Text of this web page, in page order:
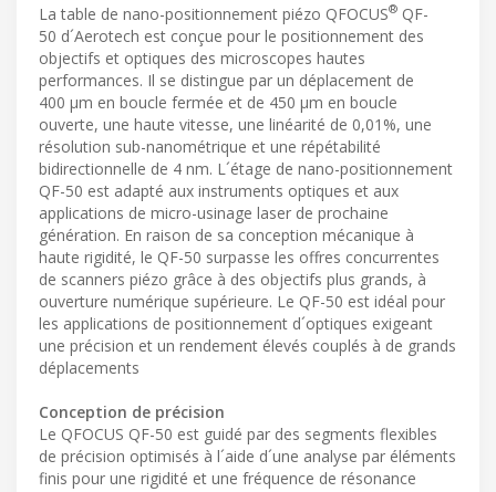
La table de nano-positionnement piézo QFOCUS® QF-
50 d´Aerotech est conçue pour le positionnement des
objectifs et optiques des microscopes hautes
performances. Il se distingue par un déplacement de
400 μm en boucle fermée et de 450 μm en boucle
ouverte, une haute vitesse, une linéarité de 0,01%, une
résolution sub-nanométrique et une répétabilité
bidirectionnelle de 4 nm. L´étage de nano-positionnement
QF-50 est adapté aux instruments optiques et aux
applications de micro-usinage laser de prochaine
génération. En raison de sa conception mécanique à
haute rigidité, le QF-50 surpasse les offres concurrentes
de scanners piézo grâce à des objectifs plus grands, à
ouverture numérique supérieure. Le QF-50 est idéal pour
les applications de positionnement d´optiques exigeant
une précision et un rendement élevés couplés à de grands
déplacements
Conception de précision
Le QFOCUS QF-50 est guidé par des segments flexibles
de précision optimisés à l´aide d´une analyse par éléments
finis pour une rigidité et une fréquence de résonance